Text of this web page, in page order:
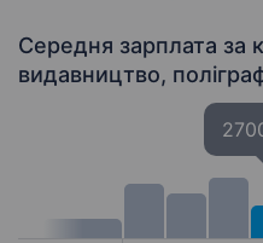
Середня зарплата за
видавництво,